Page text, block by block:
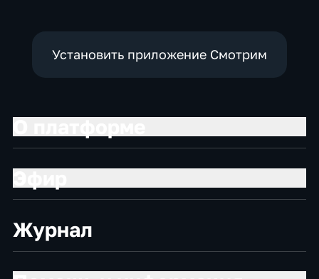
Установить приложение Смотрим
Журнал